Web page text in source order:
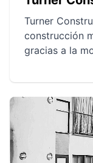
Turner
construcción
gracias a la
la eficacia de
tiempo de
Las
la
sostenibles y